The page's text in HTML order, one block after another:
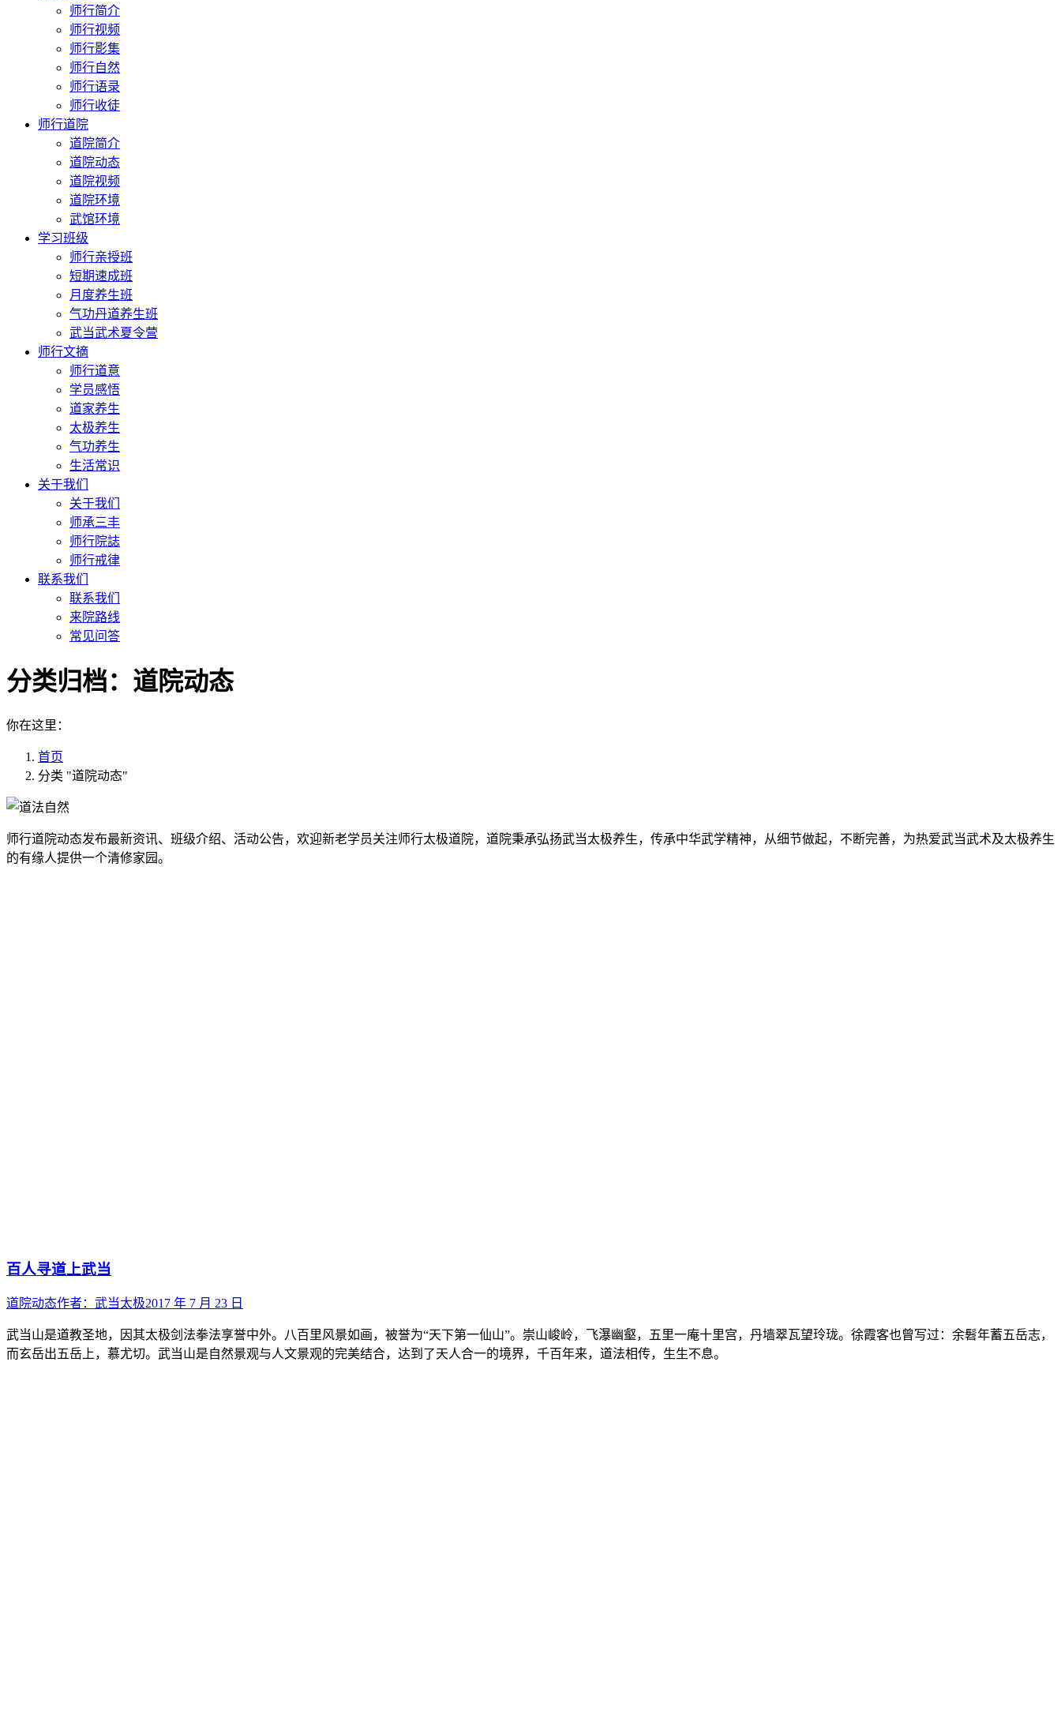
师行简介
师行视频
师行影集
师行自然
师行语录
师行收徒
师行道院
道院简介
道院动态
道院视频
道院环境
武馆环境
学习班级
师行亲授班
短期速成班
月度养生班
气功丹道养生班
武当武术夏令营
师行文摘
师行道意
学员感悟
道家养生
太极养生
气功养生
生活常识
关于我们
关于我们
师承三丰
师行院誌
师行戒律
联系我们
联系我们
来院路线
常见问答
分类归档： 道院动态
你在这里：
首页
分类 "道院动态"
师行道院动态发布最新资讯、班级介绍、活动公告，欢迎新老学员关注师行太极道院，道院秉承弘扬武当太极养生，传承中华武学精神，从细节做起，不断完善，为热爱武当武术及太极养生
的有缘人提供一个清修家园。
百人寻道上武当
道院动态作者： 武当太极2017 年 7 月 23 日
武当山是道教圣地，因其太极剑法拳法享誉中外。八百里风景如画，被誉为“天下第一仙山”。崇山峻岭，飞瀑幽壑，五里一庵十里宫，丹墙翠瓦望玲珑。徐霞客也曾写过：余髫年蓄五岳志，
而玄岳出五岳上，慕尤切。武当山是自然景观与人文景观的完美结合，达到了天人合一的境界，千百年来，道法相传，生生不息。